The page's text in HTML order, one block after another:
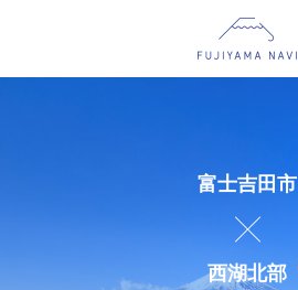
富士吉田市
西湖北部